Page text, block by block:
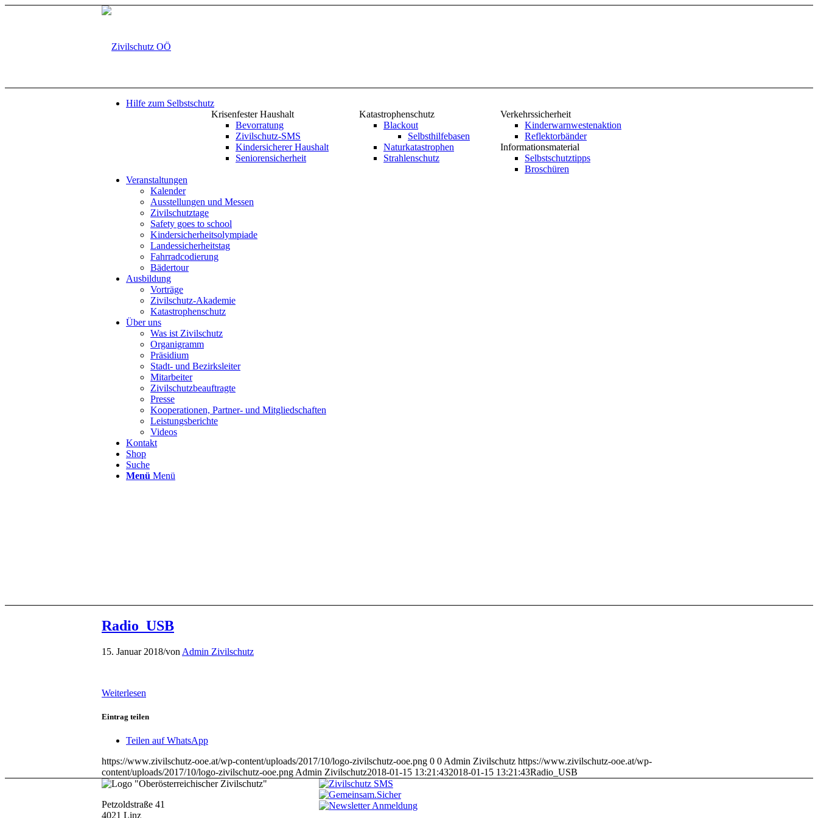
Hilfe zum Selbstschutz
Krisenfester Haushalt
Bevorratung
Zivilschutz-SMS
Kindersicherer Haushalt
Seniorensicherheit
Katastrophenschutz
Blackout
Selbsthilfebasen
Naturkatastrophen
Strahlenschutz
Verkehrssicherheit
Kinderwarnwestenaktion
Reflektorbänder
Informationsmaterial
Selbstschutztipps
Broschüren
Veranstaltungen
Kalender
Ausstellungen und Messen
Zivilschutztage
Safety goes to school
Kindersicherheitsolympiade
Landessicherheitstag
Fahrradcodierung
Bädertour
Ausbildung
Vorträge
Zivilschutz-Akademie
Katastrophenschutz
Über uns
Was ist Zivilschutz
Organigramm
Präsidium
Stadt- und Bezirksleiter
Mitarbeiter
Zivilschutzbeauftragte
Presse
Kooperationen, Partner- und Mitgliedschaften
Leistungsberichte
Videos
Kontakt
Shop
Suche
Menü Menü
Radio_USB
15. Januar 2018/von Admin Zivilschutz
Weiterlesen
Eintrag teilen
Teilen auf WhatsApp
https://www.zivilschutz-ooe.at/wp-content/uploads/2017/10/logo-zivilschutz-ooe.png 0 0 Admin Zivilschutz https://www.zivilschutz-ooe.at/wp-
content/uploads/2017/10/logo-zivilschutz-ooe.png Admin Zivilschutz2018-01-15 13:21:432018-01-15 13:21:43Radio_USB
Petzoldstraße 41
4021 Linz